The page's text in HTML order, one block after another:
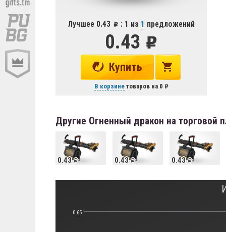
Лучшее 0.43 : 1 из 1 предложений
0.43
Купить
В корзинетоваров на 0
Другие Огненный дракон на торговой
0.43 0.43 0.43
0.65